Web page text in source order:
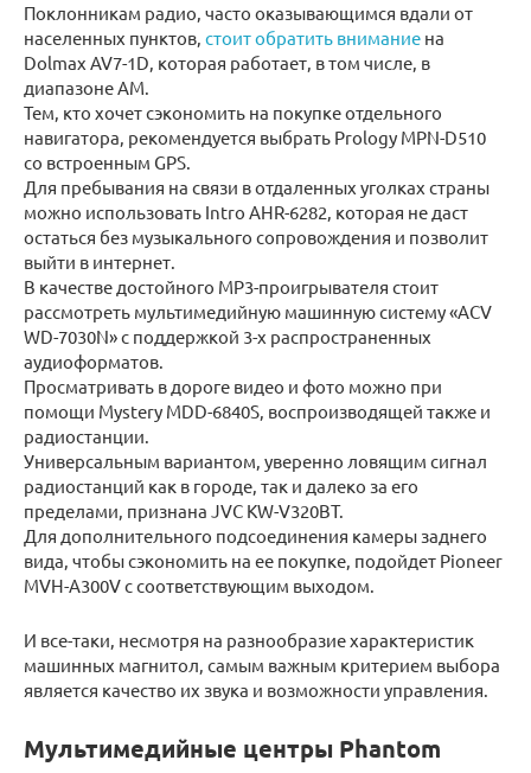
Поклонникам радио, часто оказывающимся вдали от
населенных пунктов, стоит обратить внимание на
Dolmax AV7-1D, которая работает, в том числе, в
диапазоне AM.
Тем, кто хочет сэкономить на покупке отдельного
навигатора, рекомендуется выбрать Prology MPN-D510
со встроенным GPS.
Для пребывания на связи в отдаленных уголках страны
можно использовать Intro AHR-6282, которая не даст
остаться без музыкального сопровождения и позволит
выйти в интернет.
В качестве достойного МР3-проигрывателя стоит
рассмотреть мультимедийную машинную систему «ACV
WD-7030N» с поддержкой 3-х распространенных
аудиоформатов.
Просматривать в дороге видео и фото можно при
помощи Mystery MDD-6840S, воспроизводящей также и
радиостанции.
Универсальным вариантом, уверенно ловящим сигнал
радиостанций как в городе, так и далеко за его
пределами, признана JVC KW-V320BT.
Для дополнительного подсоединения камеры заднего
вида, чтобы сэкономить на ее покупке, подойдет Pioneer
MVH-A300V с соответствующим выходом.
И все-таки, несмотря на разнообразие характеристик
машинных магнитол, самым важным критерием выбора
является качество их звука и возможности управления.
Мультимедийные центры Phantom